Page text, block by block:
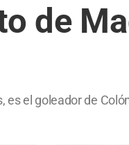
de
el goleador de